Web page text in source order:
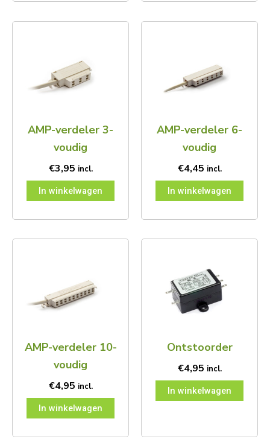
AMP-verdeler 3-
voudig
€3,95 incl.
In winkelwagen
AMP-verdeler 6-
voudig
€4,45 incl.
In winkelwagen
AMP-verdeler 10-
voudig
€4,95 incl.
In winkelwagen
Ontstoorder
€4,95 incl.
In winkelwagen